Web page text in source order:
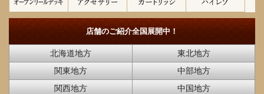
店舗のご紹介全国展開中！
北海道地方
東北地方
関東地方
中部地方
関西地方
中国地方